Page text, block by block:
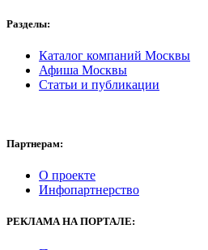
Разделы:
Каталог компаний Москвы
Афиша Москвы
Статьи и публикации
Партнерам:
О проекте
Инфопартнерство
РЕКЛАМАНА ПОРТАЛЕ: